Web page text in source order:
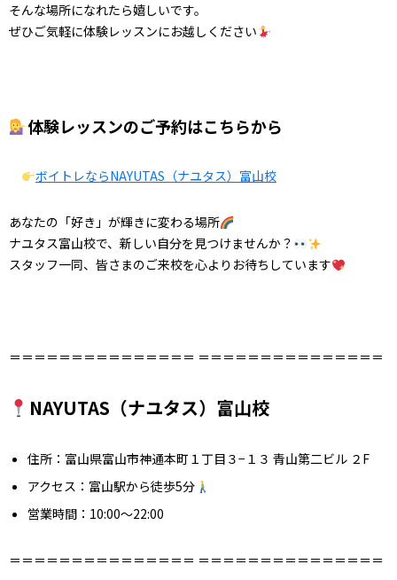
そんな場所になれたら嬉しいです。
ぜひご気軽に体験レッスンにお越しください
体験レッスンのご予約はこちらから
ボイトレならNAYUTAS（ナユタス）富山校
あなたの「好き」が輝きに変わる場所
ナユタス富山校で、新しい自分を見つけませんか？
スタッフ一同、皆さまのご来校を心よりお待ちしています
＝＝＝＝＝＝＝＝＝＝＝＝＝＝＝ ＝＝＝＝＝＝＝＝＝＝＝＝＝＝＝
NAYUTAS（ナユタス）富山校
住所：富山県富山市神通本町１丁目３−１３ 青山第二ビル ２F
アクセス：富山駅から徒歩5分
営業時間：10:00〜22:00
＝＝＝＝＝＝＝＝＝＝＝＝＝＝＝ ＝＝＝＝＝＝＝＝＝＝＝＝＝＝＝